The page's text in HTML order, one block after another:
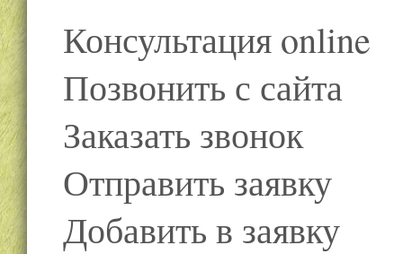
Консультация online
Позвонить с сайта
Заказать звонок
Отправить заявку
Добавить в заявку